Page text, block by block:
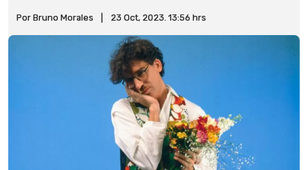
Por Bruno Morales 23 Oct, 2023. 13:56 hrs